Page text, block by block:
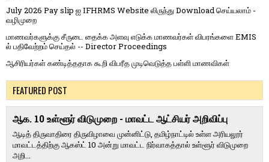
July 2026 Pay slip ஐ IFHRMS Website லிருந்து Download செய்யலாம் -
வழிமுறை
மாணவர்களுக்கு சீருடை தைக்க அளவு எடுக்க மாணவர்கள் விபரங்களை EMIS
ல் பதிவேற்றம் செய்தல் -- Director Proceedings
ஆசிரியர்கள் கண்டித்ததாக கூறி விபரீத முடிவெடுத்த பள்ளி மாணவிகள்
FEATURED POST
ஆக. 10 உள்ளூர் விடுமுறை - மாவட்ட ஆட்சியர் அறிவிப்பு
ஆடித் திருவாதிரை திருவிழாவை முன்னிட்டு, தமிழ்நாட்டில் உள்ள அரியலூர்
மாவட்டத்திற்கு ஆகஸ்ட் 10 அன்று மாவட்ட நிர்வாகத்தால் உள்ளூர் விடுமுறை
அறி...